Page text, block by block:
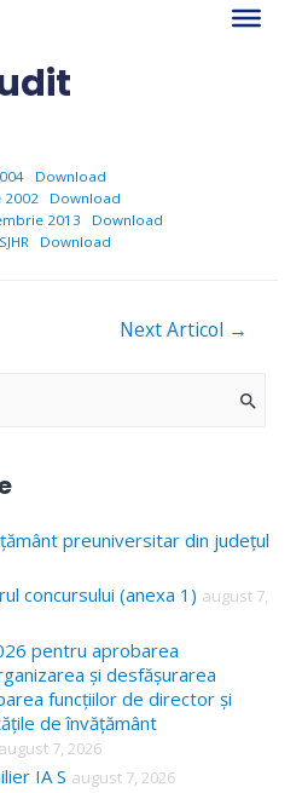
Download
2002
Download
2013
Download
Download
Next Articol →
preuniversitar din județul
concursului (anexa 1) august 7,
pentru aprobarea
și desfășurarea
funcțiilor de director și
de învățământ
august 7, 2026
IA S august 7, 2026